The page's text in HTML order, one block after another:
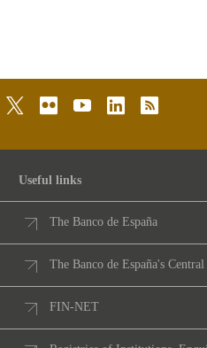
twitterflickr youtubelinkedinrss
Useful links
The Banco de España
The Banco de España's
FIN-NET